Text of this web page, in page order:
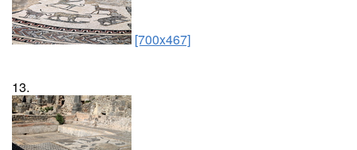
[700x467]
13.